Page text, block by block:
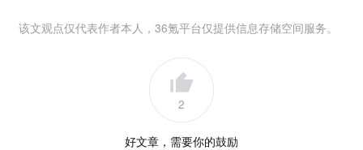
该文观点仅代表作者本人，36氪平台仅提供信息存储空间服务。
2
好文章，需要你的鼓励